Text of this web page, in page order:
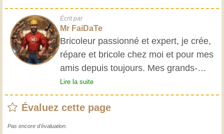
Écrit par
Mr FaiDaTe
Bricoleur passionné et expert, je crée,
répare et bricole chez moi et pour mes
amis depuis toujours. Mes grands-
parents m'ont initié très jeune, et
depuis, j'ai acquis une riche expérience.
L'expérience est essentielle ! Elle nous
Lire la suite
Évaluez cette page
Pas encore d'évaluation.